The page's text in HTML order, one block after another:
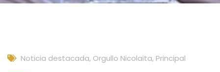
Noticia destacada, Orgullo Nicolaita, Principal